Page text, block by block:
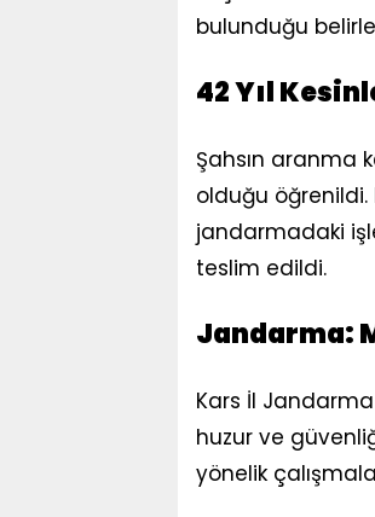
bulunduğu
42 Yıl
Şahsın aranma
olduğu öğrenildi.
jandarmadaki
teslim edildi.
Jandarma:
Kars İl
huzur ve
yönelik